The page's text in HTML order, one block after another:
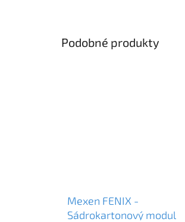
Podobné produkty
Mexen FENIX -
Sádrokartonový modul